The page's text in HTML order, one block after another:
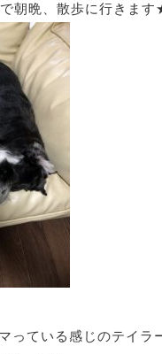
朝晩、散歩に行きま
っている感じのテイラ